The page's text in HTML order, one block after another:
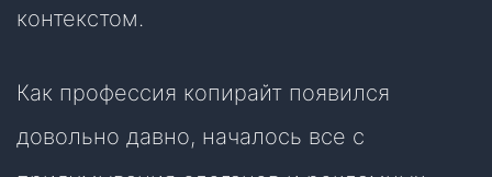
контекстом.
Как профессия копирайт появился
довольно давно, началось все с